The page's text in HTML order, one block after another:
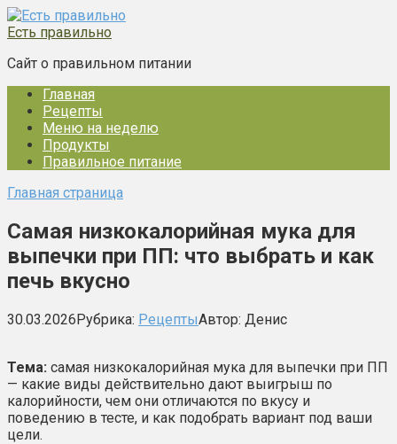
Перейти
к
Есть правильно
Сайт о правильном питании
Главная
Рецепты
Меню на неделю
Продукты
Правильное питание
Главная страница
Самая низкокалорийная мука для
выпечки при ПП: что выбрать и как
печь вкусно
30.03.2026Рубрика: РецептыАвтор: Денис
Тема: самая низкокалорийная мука для выпечки при ПП
— какие виды действительно дают выигрыш по
калорийности, чем они отличаются по вкусу и
поведению в тесте, и как подобрать вариант под ваши
цели.